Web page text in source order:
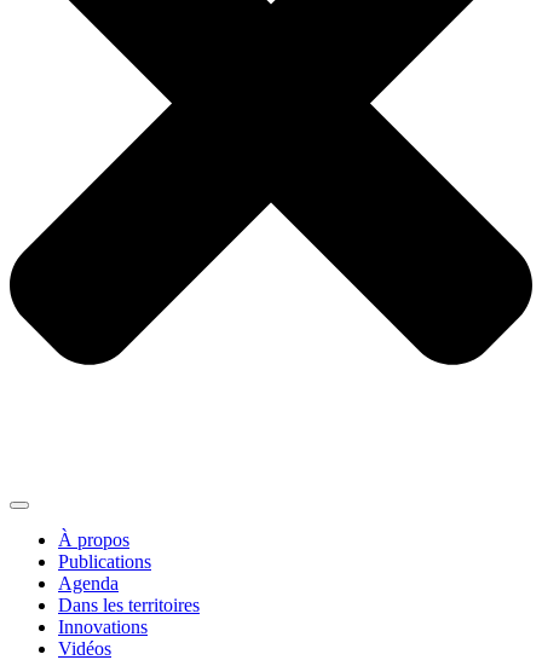
À propos
Publications
Agenda
Dans les territoires
Innovations
Vidéos